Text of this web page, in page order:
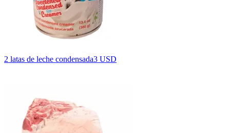
2 latas de leche condensada3 USD